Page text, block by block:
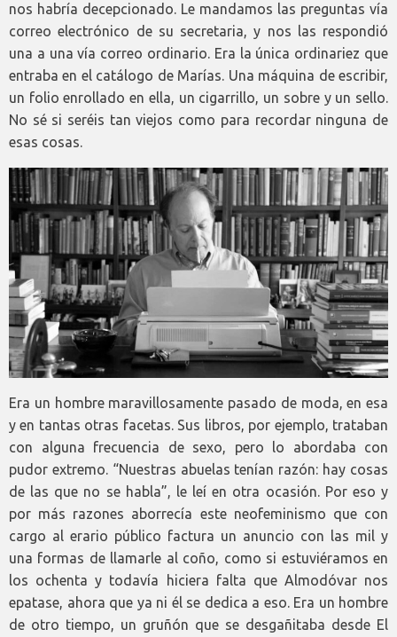
nos habría decepcionado. Le mandamos las preguntas vía
correo electrónico de su secretaria, y nos las respondió
una a una vía correo ordinario. Era la única ordinariez que
entraba en el catálogo de Marías. Una máquina de escribir,
un folio enrollado en ella, un cigarrillo, un sobre y un sello.
No sé si seréis tan viejos como para recordar ninguna de
esas cosas.
Era un hombre maravillosamente pasado de moda, en esa
y en tantas otras facetas. Sus libros, por ejemplo, trataban
con alguna frecuencia de sexo, pero lo abordaba con
pudor extremo. “Nuestras abuelas tenían razón: hay cosas
de las que no se habla”, le leí en otra ocasión. Por eso y
por más razones aborrecía este neofeminismo que con
cargo al erario público factura un anuncio con las mil y
una formas de llamarle al coño, como si estuviéramos en
los ochenta y todavía hiciera falta que Almodóvar nos
epatase, ahora que ya ni él se dedica a eso. Era un hombre
de otro tiempo, un gruñón que se desgañitaba desde El